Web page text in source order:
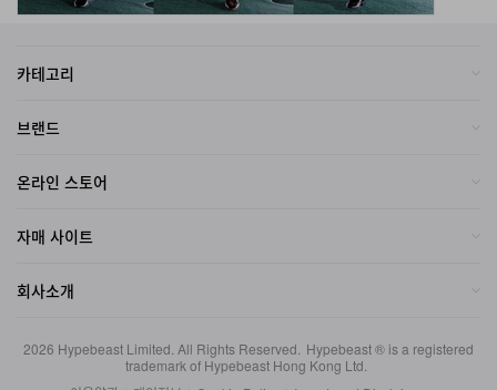
카테고리
브랜드
온라인 스토어
자매 사이트
회사소개
2026 Hypebeast Limited . All Rights Reserved. Hypebeast ® is a registered
trademark of Hypebeast Hong Kong Ltd.